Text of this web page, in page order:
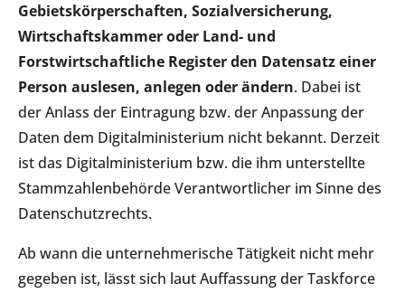
Gebietskörperschaften, Sozialversicherung,
Wirtschaftskammer oder Land- und
Forstwirtschaftliche Register den Datensatz einer
Person auslesen, anlegen oder ändern. Dabei ist
der Anlass der Eintragung bzw. der Anpassung der
Daten dem Digitalministerium nicht bekannt. Derzeit
ist das Digitalministerium bzw. die ihm unterstellte
Stammzahlenbehörde Verantwortlicher im Sinne des
Datenschutzrechts.
Ab wann die unternehmerische Tätigkeit nicht mehr
gegeben ist, lässt sich laut Auffassung der Taskforce